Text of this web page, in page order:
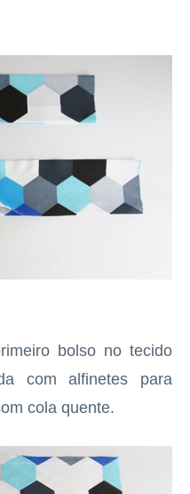
bolso no tecido
com alfinetes para
cola quente.